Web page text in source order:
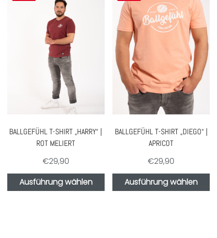
BALLGEFÜHL T-SHIRT „HARRY“ |
ROT MELIERT
€29,90
Ausführung wählen
BALLGEFÜHL T-SHIRT „DIEGO“ |
APRICOT
€29,90
Ausführung wählen